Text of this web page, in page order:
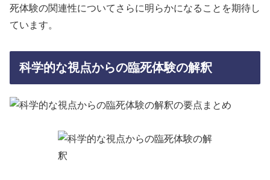
死体験の関連性についてさらに明らかになることを期待し
ています。
科学的な視点からの臨死体験の解釈